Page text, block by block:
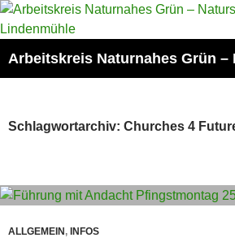
Zum
Inhalt
Schlagwortarchiv: Churches 4
ALLGEMEIN, INFOS